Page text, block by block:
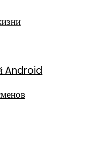
Android